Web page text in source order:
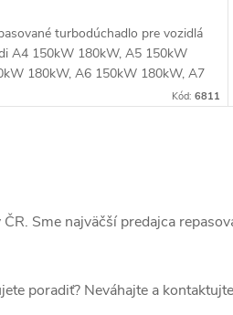
turbodúchadlo pre vozidlá
A4 150kW 180kW, A5 150kW
180kW, A6 150kW 180kW, A7
180kW, A8 150kW 155kWKód: 6811
Sme najväčší predajca
poradiť? Neváhajte a